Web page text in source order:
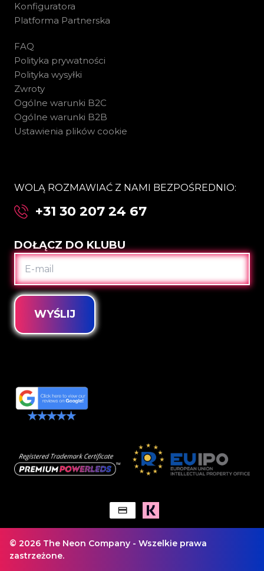
Konfiguratora
Platforma Partnerska
FAQ
Polityka prywatności
Polityka wysyłki
Zwroty
Ogólne warunki B2C
Ogólne warunki B2B
Ustawienia plików cookie
WOLĄ ROZMAWIAĆ Z NAMI BEZPOŚREDNIO:
+31 30 207 24 67
DOŁĄCZ DO KLUBU
E-
MAIL
WYŚLIJ
© 2026 The Neon Company - Wszelkie prawa
zastrzeżone.